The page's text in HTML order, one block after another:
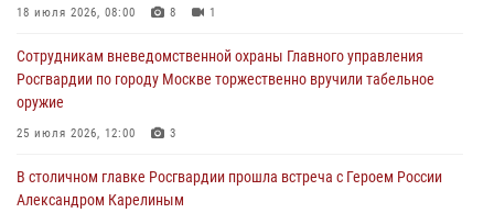
находящегося в федеральном розыске (видео)
03 августа 2026, 12:00
Московские росгвардейцы пришли на помощь семье, у которой
18 июля 2026, 08:00 8 1
Сотрудникам вневедомственной охраны Главного управления
Росгвардии по городу Москве торжественно вручили табельное
оружие
25 июля 2026, 12:00 3
В столичном главке Росгвардии прошла встреча с Героем России
Александром Карелиным